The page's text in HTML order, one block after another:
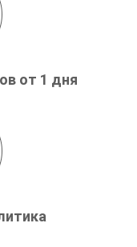
от 1 дня